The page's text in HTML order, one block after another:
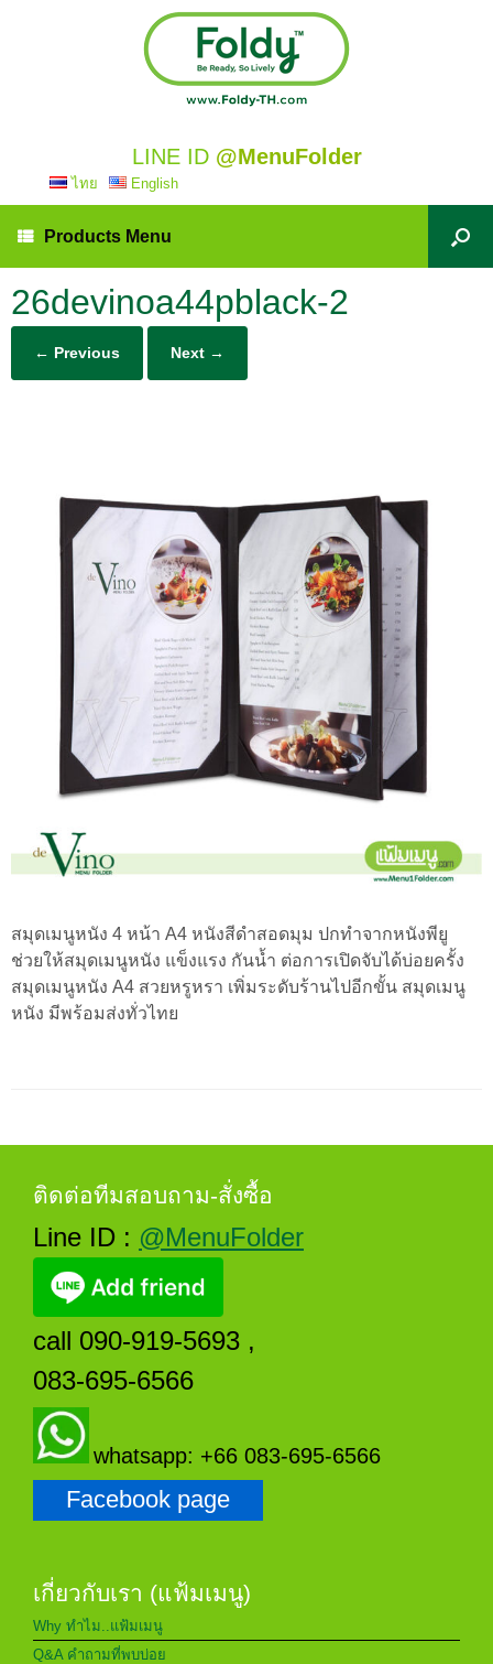
LINE ID @MenuFolder
ไทย English
Products Menu
26devinoa44pblack-2
← Previous Next →
สมุดเมนูหนัง 4 หน้า A4 หนังสีดำสอดมุม ปกทำจากหนังพียู
ช่วยให้สมุดเมนูหนัง แข็งแรง กันน้ำ ต่อการเปิดจับได้บ่อยครั้ง
สมุดเมนูหนัง A4 สวยหรูหรา เพิ่มระดับร้านไปอีกขั้น สมุดเมนู
หนัง มีพร้อมส่งทั่วไทย
ติดต่อทีมสอบถาม-สั่งซื้อ
Line ID : @MenuFolder
call 090-919-5693 ,
083-695-6566
whatsapp: +66 083-695-6566
Facebook page
เกี่ยวกับเรา (แฟ้มเมนู)
Why ทำไม..แฟ้มเมนู
Q&A คำถามที่พบบ่อย